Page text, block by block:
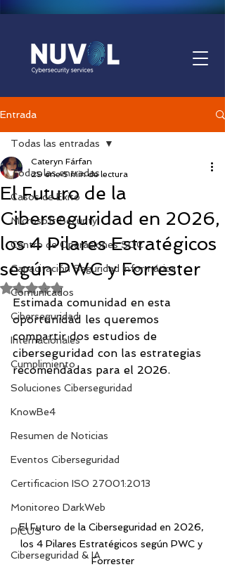
Entrada
Todas las entradas
Casos de Éxito
Microsoft Security
Centro de Operaciones SOC
Capacitación Seguridad Informática
Comunicados
Ciberseguridad
Internacionales
Cumplimiento
Soluciones Ciberseguridad
KnowBe4
Resumen de Noticias
Eventos Ciberseguridad
Certificacion ISO 27001:2013
Monitoreo DarkWeb
PICUS
Ciberseguridad & IA
Todas las entradas
El Futuro de la
Ciberseguridad en 2026,
los 4 Pilares Estratégicos
según PWC y Forrester
Cateryn Fárfan
29 ene 5 min de lectura
Obtuvo NaN de 5 estrellas.
Estimada comunidad en esta
oportunidad les queremos
compartir dos estudios de
ciberseguridad con las estrategias
recomendadas para el 2026.
El Futuro de la Ciberseguridad en 2026,
los 4 Pilares Estratégicos según PWC y
Forrester